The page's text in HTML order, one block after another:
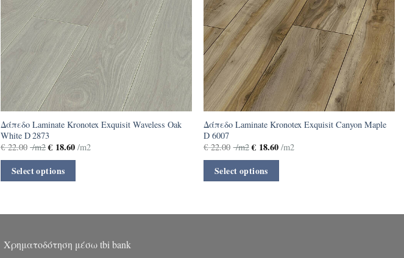
Δάπεδο Laminate Kronotex Exquisit Waveless Oak
White D 2873
€22.00 /m2 € 18.60 /m2
Select options
Δάπεδο Laminate Kronotex Exquisit Canyon Maple
D 6007
€22.00 /m2 €18.60/m2
Select options
Χρηματοδότηση μέσω tbi bank